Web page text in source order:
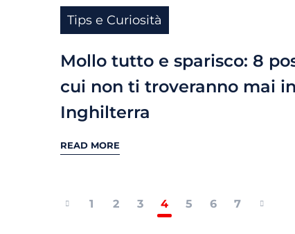
Tips e Curiosità
Mollo tutto e sparisco: 8
cui non ti troveranno mai in
Inghilterra
READ MORE
1 2 3 4 5 6 7